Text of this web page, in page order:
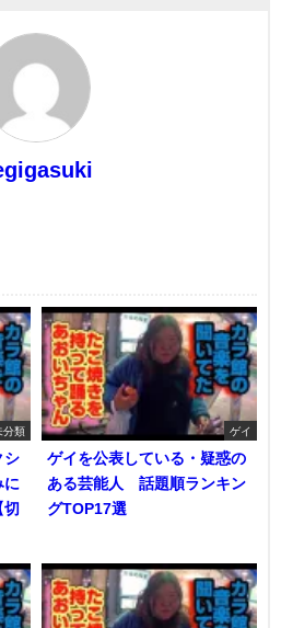
分類
シ
に
切
ゲイ
ゲイを公表している・疑惑の
ある芸能人 話題順ランキン
グTOP17選